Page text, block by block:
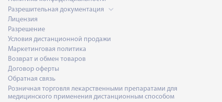
Разрешительная документация
Лицензия
Разрешение
Условия дистанционной продажи
Маркетинговая политика
Возврат и обмен товаров
Договор оферты
Обратная связь
Розничная торговля лекарственными препаратами для
медицинского применения дистанционным способом